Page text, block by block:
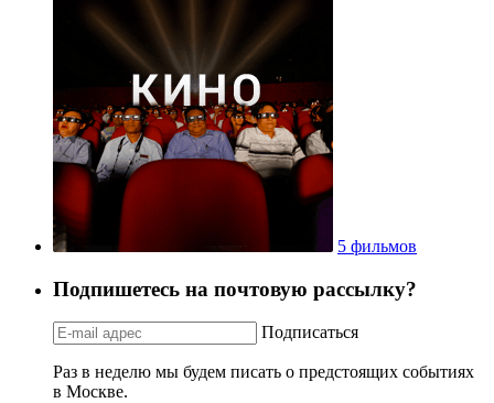
5 фильмов
Подпишетесь на почтовую рассылку?
Подписаться
Раз в неделю мы будем писать о предстоящих событиях
в Москве.